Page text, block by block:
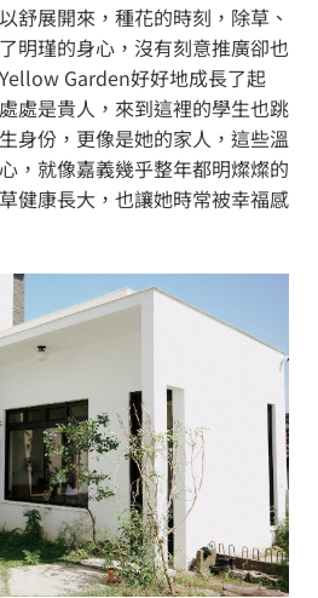
舒展開來，種花的時刻，除草、
明瑾的身心，沒有刻意推廣卻也
Garden好好地成長了起
處是貴人，來到這裡的學生也跳
身份，更像是她的家人，這些溫
，就像嘉義幾乎整年都明燦燦的
健康長大，也讓她時常被幸福感